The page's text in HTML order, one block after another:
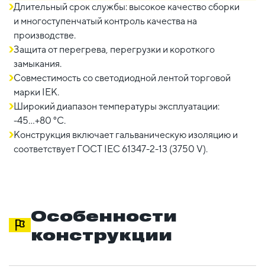
Длительный срок службы: высокое качество сборки
и многоступенчатый контроль качества на
производстве.
Защита от перегрева, перегрузки и короткого
замыкания.
Совместимость со светодиодной лентой торговой
марки IEK.
Широкий диапазон температуры эксплуатации:
-45...+80 °C.
Конструкция включает гальваническую изоляцию и
соответствует ГОСТ IEC 61347-2-13 (3750 V).
Особенности
конструкции